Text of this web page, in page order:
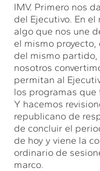
IMV. Primero nos
del Ejecutivo. En
algo que nos une
el mismo
del mismo partido,
nosotros
permitan al
los programas
Y hacemos
republicano de
de concluir el
de hoy y viene la
ordinario de
marco.